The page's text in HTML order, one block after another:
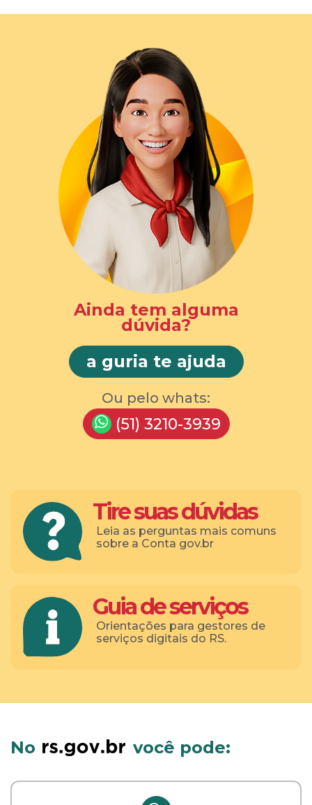
Ainda tem alguma
dúvida?
a guria te ajuda
Ou pelo whats:
(51) 3210-3939
Tire suas dúvidas
Leia as perguntas mais comuns
sobre a Conta gov.br
Guia de serviços
Orientações para gestores de
serviços digitais do RS.
No você pode: